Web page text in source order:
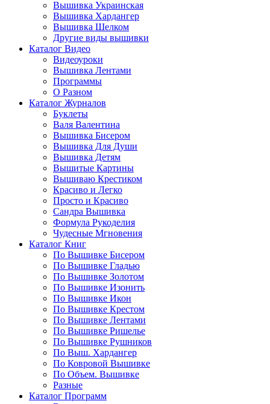
Вышивка Украинская
Вышивка Хардангер
Вышивка Шелком
Другие виды вышивки
Каталог Видео
Видеоуроки
Вышивка Лентами
Программы
О Разном
Каталог Журналов
Буклеты
Валя Валентина
Вышивка Бисером
Вышивка Для Души
Вышивка Детям
Вышитые Картины
Вышиваю Крестиком
Красиво и Легко
Просто и Красиво
Сандра Вышивка
Формула Рукоделия
Чудесные Мгновения
Каталог Книг
По Вышивке Бисером
По Вышивке Гладью
По Вышивке Золотом
По Вышивке Изонить
По Вышивке Икон
По Вышивке Крестом
По Вышивке Лентами
По Вышивке Ришелье
По Вышивке Рушников
По Выш. Хардангер
По Ковровой Вышивке
По Объем. Вышивке
Разные
Каталог Программ